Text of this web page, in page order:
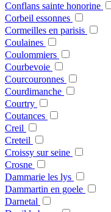
Conflans sainte honorine
Corbeil essonnes
Cormeilles en parisis
Coulaines
Coulommiers
Courbevoie
Courcouronnes
Courdimanche
Courtry
Coutances
Creil
Creteil
Croissy sur seine
Crosne
Dammarie les lys
Dammartin en goele
Darnetal